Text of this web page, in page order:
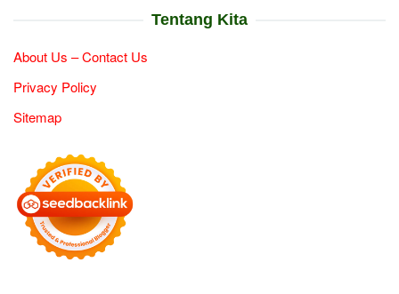
Tentang Kita
About Us – Contact Us
Privacy Policy
Sitemap